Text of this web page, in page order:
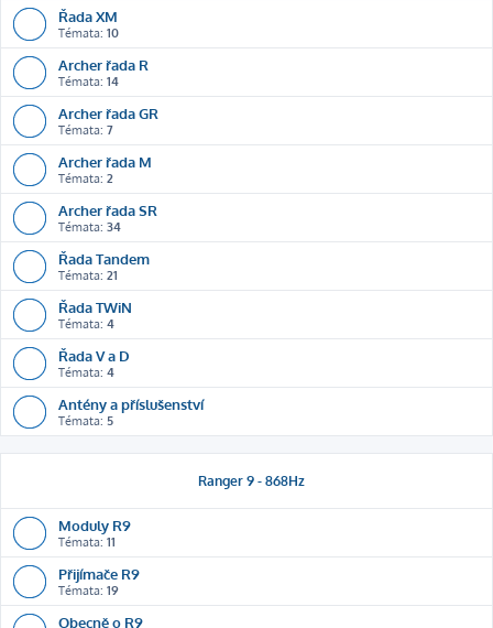
Řada XM
Témata: 10
Archer řada R
Témata: 14
Archer řada GR
Témata: 7
Archer řada M
Témata: 2
Archer řada SR
Témata: 34
Řada Tandem
Témata: 21
Řada TWiN
Témata: 4
Řada V a D
Témata: 4
Antény a příslušenství
Témata: 5
Ranger 9 - 868Hz
Moduly R9
Témata: 11
Přijímače R9
Témata: 19
Obecně o R9